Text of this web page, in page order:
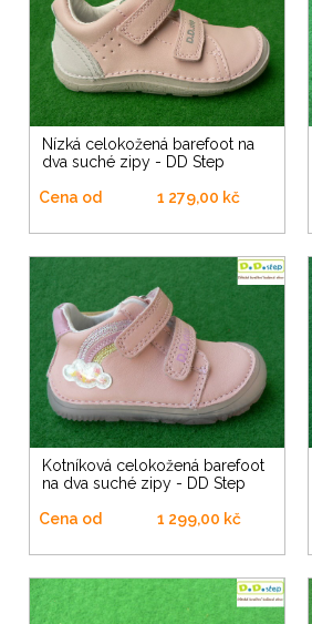
Nízká celokožená barefoot na
dva suché zipy - DD Step
Cena od 1 279,00 kč
Kotníková celokožená barefoot
na dva suché zipy - DD Step
Cena od 1 299,00 kč